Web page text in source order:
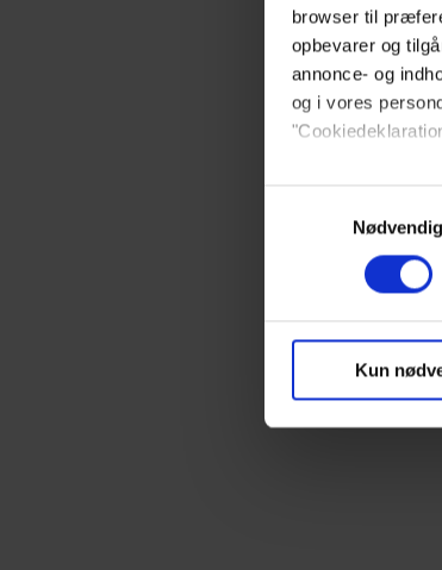
browser til
opbevarer og
annonce- og
og i vores
Dine valg
Vi ønsker dit
markedsføring,
Nødvendig
Kun